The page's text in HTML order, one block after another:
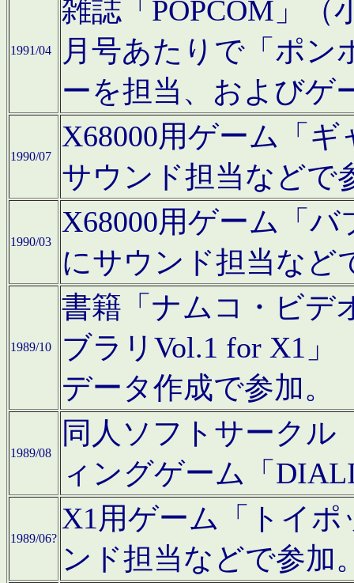
1991/04
雑誌「POPCOM」（
月号あたりで「ポン
ーを担当、およびゲ
1990/07
X68000用ゲーム「
サウンド担当などで
1990/03
X68000用ゲーム「
にサウンド担当など
1989/10
書籍「ナムコ・ビデ
ブラリVol.1 for X1」
データ作成で参加。
1989/08
同人ソフトサークル
ィングゲーム「
1989/06?
X1用ゲーム「トイ
ンド担当などで参加